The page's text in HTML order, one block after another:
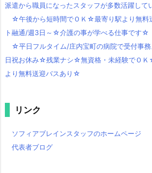
派遣から職員になったスタッフが多数活躍し
☆午後から短時間でＯＫ☆最寄り駅より無料
ト融通/週3日～☆介護の事が学べる仕事です☆
☆平日フルタイム/庄内宝町の病院で受付事
日祝お休み☆残業ナシ☆無資格・未経験でＯ
より無料送迎バスあり☆
リンク
ソフィアブレインスタッフのホームページ
代表者ブログ